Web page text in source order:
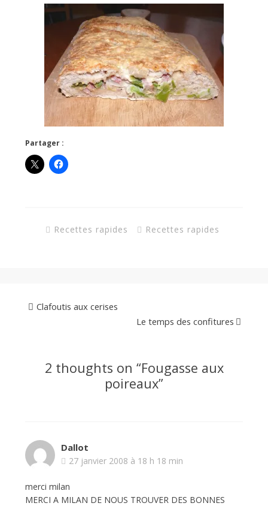
Partager :
Recettes rapides Recettes rapides
Clafoutis aux cerises
Le temps des confitures
2 thoughts on “Fougasse aux
poireaux”
Dallot
27 janvier 2008 à 18 h 18 min
merci milan
MERCI A MILAN DE NOUS TROUVER DES BONNES